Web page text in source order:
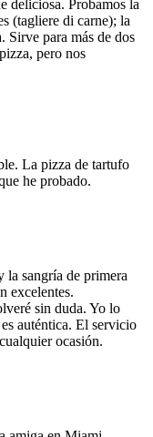
deliciosa. Probamos la
(tagliere di carne); la
Sirve para más de dos
pero nos
La pizza de tartufo
he probado.
la sangría de primera
excelentes.
sin duda. Yo lo
auténtica. El servicio
ocasión.